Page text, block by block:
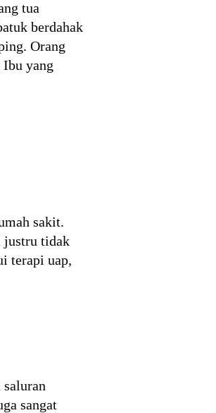
tua
berdahak
Orang
Ibu yang
sakit.
justru tidak
terapi uap,
sangat